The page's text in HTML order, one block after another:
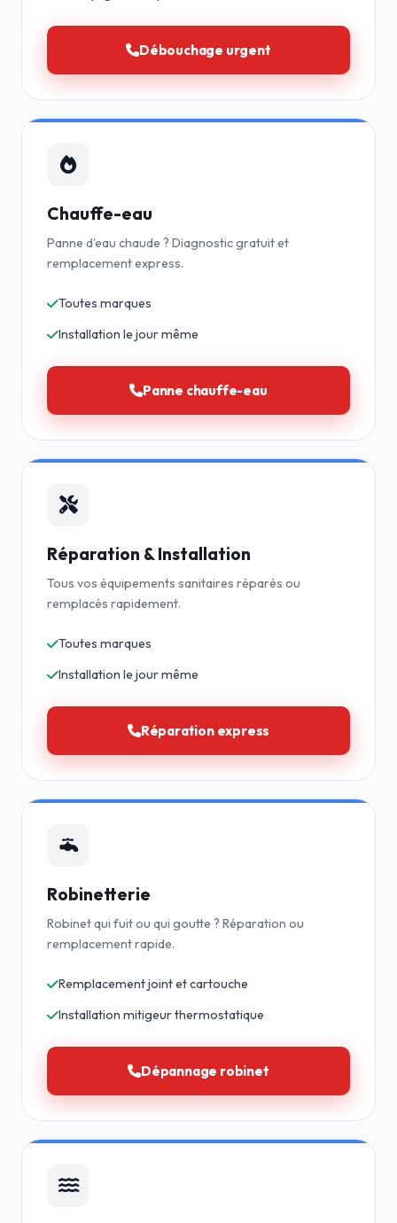
Débouchage urgent
Chauffe-eau
Panne d'eau chaude ? Diagnostic gratuit et
remplacement express.
Toutes marques
Installation le jour même
Panne chauffe-eau
Réparation & Installation
Tous vos équipements sanitaires réparés ou
remplacés rapidement.
Toutes marques
Installation le jour même
Réparation express
Robinetterie
Robinet qui fuit ou qui goutte ? Réparation ou
remplacement rapide.
Remplacement joint et cartouche
Installation mitigeur thermostatique
Dépannage robinet